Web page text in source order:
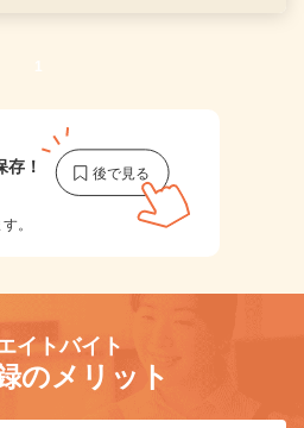
1
存！
。
イトバイト
のメリット